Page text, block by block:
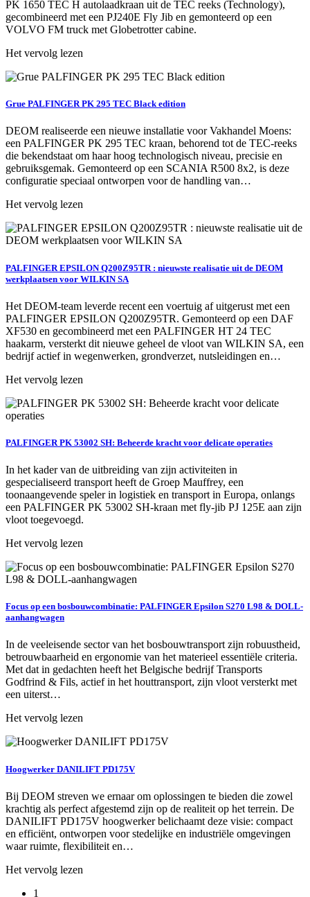
PK 1650 TEC H autolaadkraan uit de TEC reeks (Technology),
gecombineerd met een PJ240E Fly Jib en gemonteerd op een
VOLVO FM truck met Globetrotter cabine.
Het vervolg lezen
Grue PALFINGER PK 295 TEC Black edition
DEOM realiseerde een nieuwe installatie voor Vakhandel Moens:
een PALFINGER PK 295 TEC kraan, behorend tot de TEC‑reeks
die bekendstaat om haar hoog technologisch niveau, precisie en
gebruiksgemak. Gemonteerd op een SCANIA R500 8x2, is deze
configuratie speciaal ontworpen voor de handling van…
Het vervolg lezen
PALFINGER EPSILON Q200Z95TR : nieuwste realisatie uit de DEOM
werkplaatsen voor WILKIN SA
Het DEOM‑team leverde recent een voertuig af uitgerust met een
PALFINGER EPSILON Q200Z95TR. Gemonteerd op een DAF
XF530 en gecombineerd met een PALFINGER HT 24 TEC
haakarm, versterkt dit nieuwe geheel de vloot van WILKIN SA, een
bedrijf actief in wegenwerken, grondverzet, nutsleidingen en…
Het vervolg lezen
PALFINGER PK 53002 SH: Beheerde kracht voor delicate operaties
In het kader van de uitbreiding van zijn activiteiten in
gespecialiseerd transport heeft de Groep Mauffrey, een
toonaangevende speler in logistiek en transport in Europa, onlangs
een PALFINGER PK 53002 SH-kraan met fly-jib PJ 125E aan zijn
vloot toegevoegd.
Het vervolg lezen
Focus op een bosbouwcombinatie: PALFINGER Epsilon S270 L98 & DOLL-
aanhangwagen
In de veeleisende sector van het bosbouwtransport zijn robuustheid,
betrouwbaarheid en ergonomie van het materieel essentiële criteria.
Met dat in gedachten heeft het Belgische bedrijf Transports
Godfrind & Fils, actief in het houttransport, zijn vloot versterkt met
een uiterst…
Het vervolg lezen
Hoogwerker DANILIFT PD175V
Bij DEOM streven we ernaar om oplossingen te bieden die zowel
krachtig als perfect afgestemd zijn op de realiteit op het terrein. De
DANILIFT PD175V hoogwerker belichaamt deze visie: compact
en efficiënt, ontworpen voor stedelijke en industriële omgevingen
waar ruimte, flexibiliteit en…
Het vervolg lezen
1